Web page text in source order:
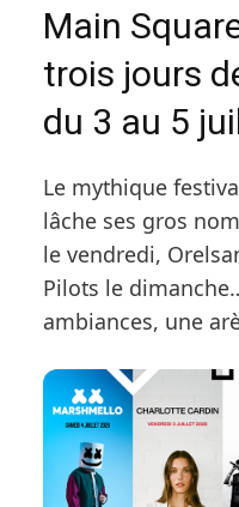
Main
trois jours
du 3 au 5
Le mythique
lâche ses gros
le vendredi,
Pilots le
ambiances, une